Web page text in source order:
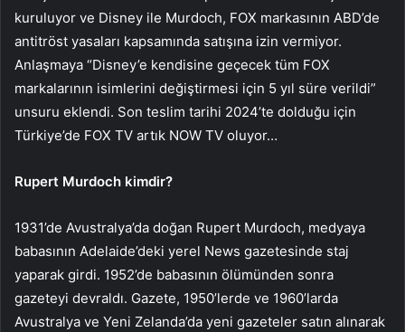
kuruluyor ve Disney ile Murdoch, FOX markasının ABD’de
antitröst yasaları kapsamında satışına izin vermiyor.
Anlaşmaya “Disney’e kendisine geçecek tüm FOX
markalarının isimlerini değiştirmesi için 5 yıl süre verildi”
unsuru eklendi. Son teslim tarihi 2024’te dolduğu için
Türkiye’de FOX TV artık NOW TV oluyor…
Rupert Murdoch kimdir?
1931’de Avustralya’da doğan Rupert Murdoch, medyaya
babasının Adelaide’deki yerel News gazetesinde staj
yaparak girdi. 1952’de babasının ölümünden sonra
gazeteyi devraldı. Gazete, 1950’lerde ve 1960’larda
Avustralya ve Yeni Zelanda’da yeni gazeteler satın alınarak